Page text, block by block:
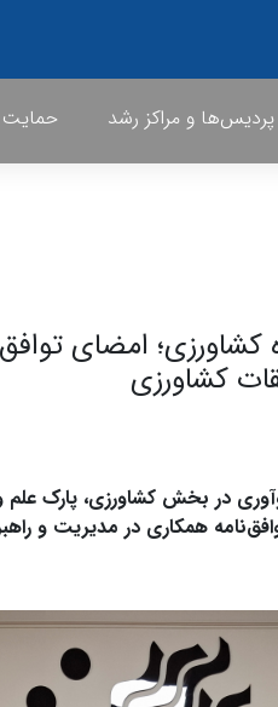
پردیس‌ها و مراکز رشد
امضای
کشاورزی
در بخش کشاورزی، پارک
همکاری در مدیریت و